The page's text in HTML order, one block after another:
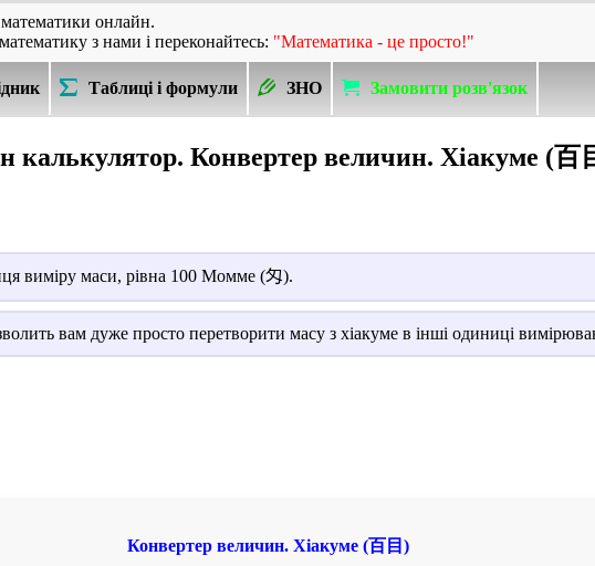
онлайн.
з нами і переконайтесь: "Математика - це просто!"
Таблиці і формули ЗНО Замовити розв'язок
калькулятор. Конвертер величин. Хіакуме (百
виміру маси, рівна 100 Момме (匁).
вам дуже просто перетворити масу з хіакуме в інші одиниці
Конвертер величин. Хіакуме (百目)